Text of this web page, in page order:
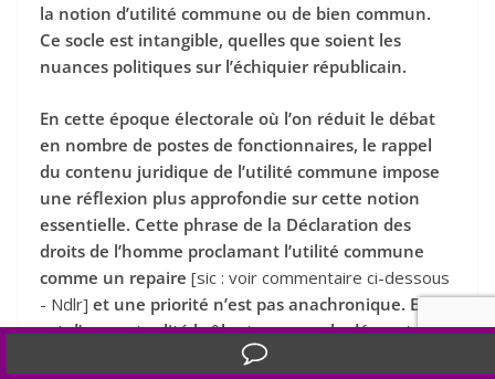
la notion d’utilité commune ou de bien commun.
Ce socle est intangible, quelles que soient les
nuances politiques sur l’échiquier républicain.
En cette époque électorale où l’on réduit le débat
en nombre de postes de fonctionnaires, le rappel
du contenu juridique de l’utilité commune impose
une réflexion plus approfondie sur cette notion
essentielle. Cette phrase de la Déclaration des
droits de l’homme proclamant l’utilité commune
comme un repaire [sic : voir commentaire ci-dessous
- Ndlr] et une priorité n’est pas anachronique. Elle
est d’une actualité brûlante comme le démontre
l’entrée de la notion de bien commun dans la loi